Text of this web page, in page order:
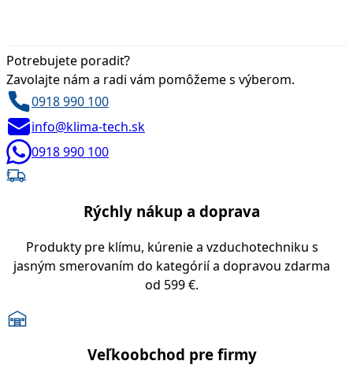
Potrebujete poradiť?
Zavolajte nám a radi vám pomôžeme s výberom.
0918 990 100
info@klima-tech.sk
0918 990 100
Rýchly nákup a doprava
Produkty pre klímu, kúrenie a vzduchotechniku s
jasným smerovaním do kategórií a dopravou zdarma
od 599 €.
Veľkoobchod pre firmy